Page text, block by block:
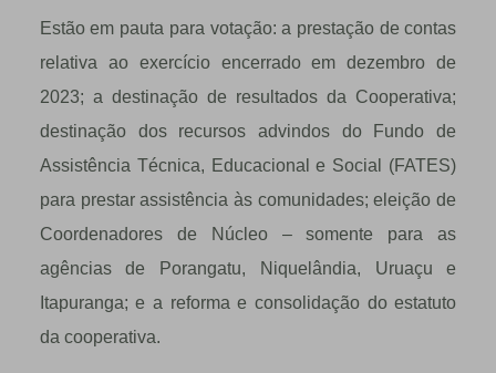
Estão em pauta para votação: a prestação de contas
relativa ao exercício encerrado em dezembro de
2023; a destinação de resultados da Cooperativa;
destinação dos recursos advindos do Fundo de
Assistência Técnica, Educacional e Social (FATES)
para prestar assistência às comunidades; eleição de
Coordenadores de Núcleo – somente para as
agências de Porangatu, Niquelândia, Uruaçu e
Itapuranga; e a reforma e consolidação do estatuto
da cooperativa.